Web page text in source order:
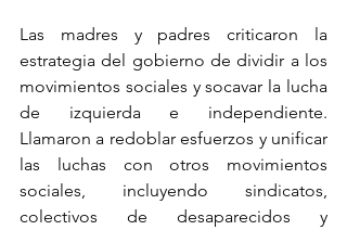
Las madres y padres criticaron la
estrategia del gobierno de dividir a los
movimientos sociales y socavar la lucha
de izquierda e independiente.
Llamaron a redoblar esfuerzos y unificar
las luchas con otros movimientos
sociales, incluyendo sindicatos,
colectivos de desaparecidos y